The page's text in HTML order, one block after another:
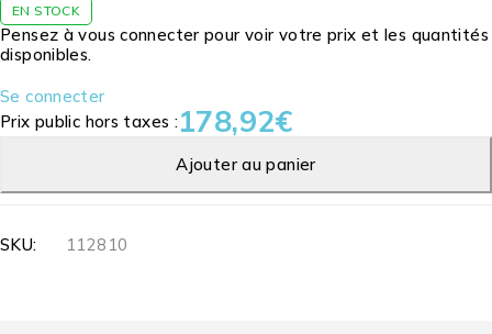
EN STOCK
Pensez à vous connecter pour voir votre prix et les quantités
disponibles.
Se connecter
Prix public hors taxes :178,92€
Ajouter au panier
SKU: 112810